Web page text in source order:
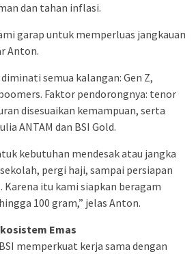
dan tahan inflasi.
garap untuk memperluas jangkauan
Anton.
semua kalangan: Gen Z,
Faktor pendorongnya: tenor
disesuaikan kemampuan, serta
ANTAM dan BSI Gold.
kebutuhan mendesak atau jangka
pergi haji, sampai persiapan
Karena itu kami siapkan beragam
100 gram,” jelas Anton.
Emas
memperkuat kerja sama dengan